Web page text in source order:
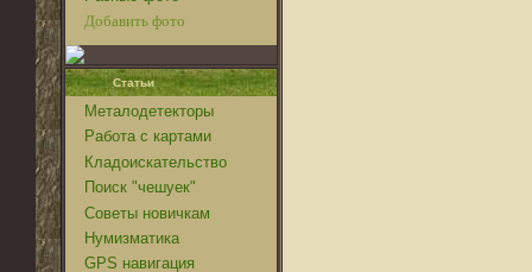
Добавить фото
Статьи
Металодетекторы
Работа с картами
Кладоискательство
Поиск "чешуек"
Советы новичкам
Нумизматика
GPS навигация